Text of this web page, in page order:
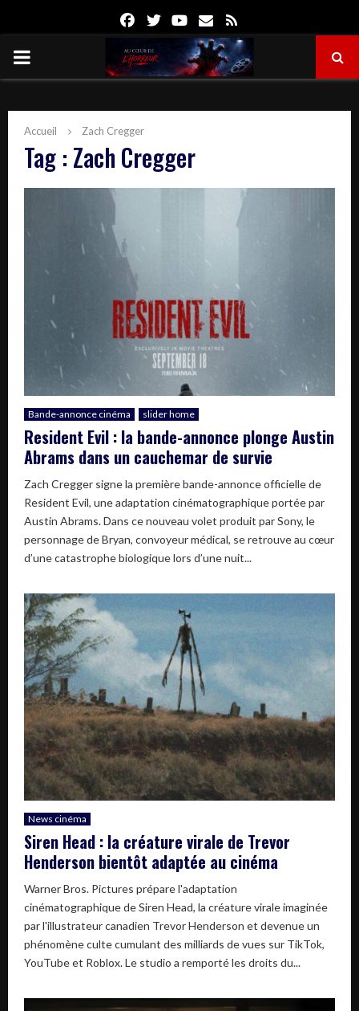
FacebookTwitterYoutube
Email
PRIMARY
Accueil Zach Cregger
Tag : Zach Cregger
Bande-annonce cinéma slider home
Resident Evil : la bande-annonce plonge Austin
Abrams dans un cauchemar de survie
Zach Cregger signe la première bande-annonce officielle de
Resident Evil, une adaptation cinématographique portée par
Austin Abrams. Dans ce nouveau volet produit par Sony, le
personnage de Bryan, convoyeur médical, se retrouve au cœur
d’une catastrophe biologique lors d’une nuit...
News cinéma
Siren Head : la créature virale de Trevor
Henderson bientôt adaptée au cinéma
Warner Bros. Pictures prépare l'adaptation
cinématographique de Siren Head, la créature virale imaginée
par l'illustrateur canadien Trevor Henderson et devenue un
phénomène culte cumulant des milliards de vues sur TikTok,
YouTube et Roblox. Le studio a remporté les droits du...